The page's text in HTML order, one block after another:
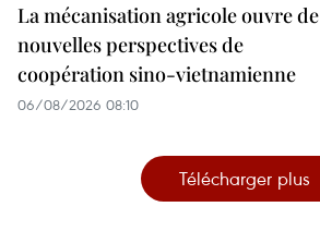
La mécanisation agricole ouvre de
nouvelles perspectives de
coopération sino-vietnamienne
06/08/2026 08:10
Télécharger plus